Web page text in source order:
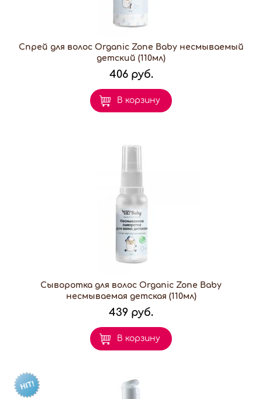
Спрей для волос Organic Zone Baby несмываемый
детский (110мл)
406 руб.
В корзину
Сыворотка для волос Organic Zone Baby
несмываемая детская (110мл)
439 руб.
В корзину